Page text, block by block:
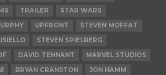
TRAILER
STAR WARS
UPFRONT
STEVEN MOFFAT
STEVEN SPIELBERG
DAVID TENNANT
MARVEL STUDIOS
BRYAN CRANSTON
JON HAMM